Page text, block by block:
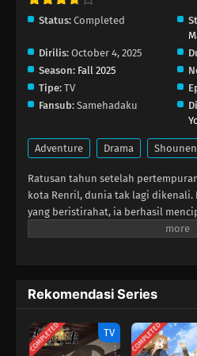
Status: Completed
Dirilis: October 4, 2025
Season: Fall 2025
Tipe: TV
Fansub: Samehadaku
Adventure Drama Shounen
Ratusan tahun setelah
kota Renril, dunia tak lagi dikenali.
yang beristirahat, ia berhasil
infrastruktur modern di mana ia
teman-temannya dari masa
bertemu Yuuki Aoki, siswi SMP
menyambutnya bersama
kelompok itu menetap di rumah
Rekomendasi Series
COMPLETED TV COMPLETED